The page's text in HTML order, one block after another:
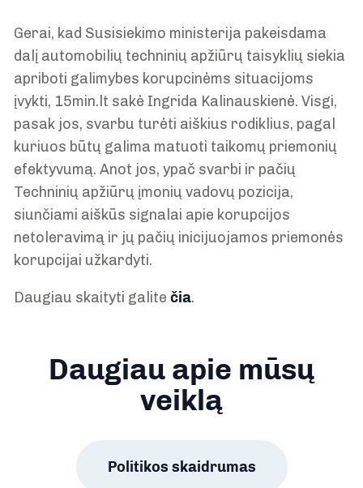
Gerai, kad Susisiekimo ministerija pakeisdama
dalį automobilių techninių apžiūrų taisyklių siekia
apriboti galimybes korupcinėms situacijoms
įvykti, 15min.lt sakė Ingrida Kalinauskienė. Visgi,
pasak jos, svarbu turėti aiškius rodiklius, pagal
kuriuos būtų galima matuoti taikomų priemonių
efektyvumą. Anot jos, ypač svarbi ir pačių
Techninių apžiūrų įmonių vadovų pozicija,
siunčiami aiškūs signalai apie korupcijos
netoleravimą ir jų pačių inicijuojamos priemonės
korupcijai užkardyti.
Daugiau skaityti galite čia.
Daugiau apie mūsų
veiklą
Politikos skaidrumas